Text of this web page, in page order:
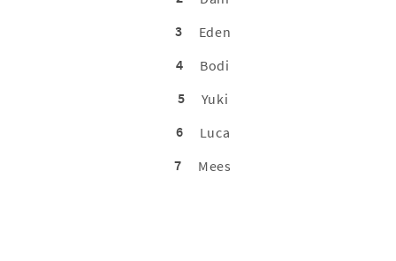
3
Eden
4
Bodi
5
Yuki
6
Luca
7
Mees